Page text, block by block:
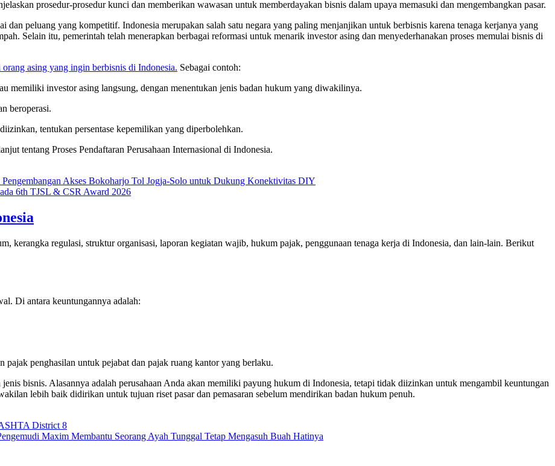
prosedur-prosedur kunci dan memberikan wawasan untuk memberdayakan bisnis dalam upaya memasuki dan mengembangkan pasar.
dan peluang yang kompetitif. Indonesia merupakan salah satu negara yang paling menjanjikan untuk berbisnis karena tenaga kerjanya yang
Selain itu, pemerintah telah menerapkan berbagai reformasi untuk menarik investor asing dan menyederhanakan proses memulai bisnis di
asing yang ingin berbisnis di Indonesia. Sebagai contoh:
memiliki investor asing langsung, dengan menentukan jenis badan hukum yang diwakilinya.
beroperasi.
tentukan persentase kepemilikan yang diperbolehkan.
tentang Proses Pendaftaran Perusahaan Internasional di Indonesia.
Akses Bokoharjo Tol Jogja-Solo untuk Dukung Konektivitas DIY
6th TJSL & CSR Award 2026
kerangka regulasi, struktur organisasi, laporan kegiatan wajib, hukum pajak, penggunaan tenaga kerja di Indonesia, dan lain-lain. Berikut
Di antara keuntungannya adalah:
pajak penghasilan untuk pejabat dan pajak ruang kantor yang berlaku.
bisnis. Alasannya adalah perusahaan Anda akan memiliki payung hukum di Indonesia, tetapi tidak diizinkan untuk mengambil keuntungan
lebih baik didirikan untuk tujuan riset pasar dan pemasaran sebelum mendirikan badan hukum penuh.
District 8
Maxim Membantu Seorang Ayah Tunggal Tetap Mengasuh Buah Hatinya